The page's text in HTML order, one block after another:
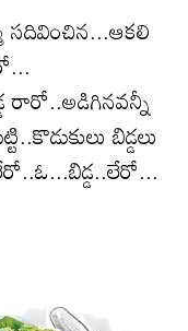
సదివించిన...ఆకలి
రారో..అడిగినవన్నీ
బిడ్డలు